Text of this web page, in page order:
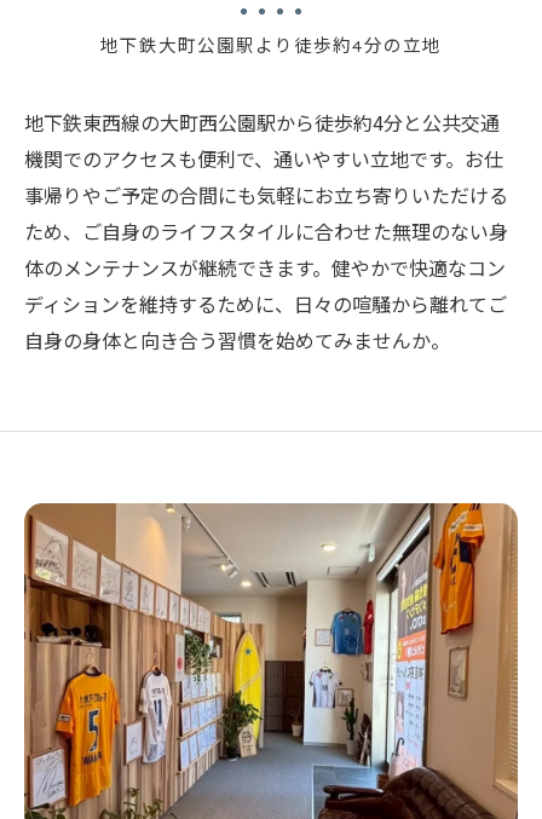
地下鉄大町公園駅より徒歩約4分の立地
地下鉄東西線の大町西公園駅から徒歩約4分と公共交通
機関でのアクセスも便利で、通いやすい立地です。お仕
事帰りやご予定の合間にも気軽にお立ち寄りいただける
ため、ご自身のライフスタイルに合わせた無理のない身
体のメンテナンスが継続できます。健やかで快適なコン
ディションを維持するために、日々の喧騒から離れてご
自身の身体と向き合う習慣を始めてみませんか。